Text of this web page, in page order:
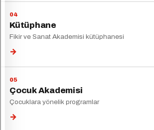
Kütüphane
Fikir ve Sanat Akademisi kütüphanesi
→
Çocuk Akademisi
Çocuklara yönelik programlar
→